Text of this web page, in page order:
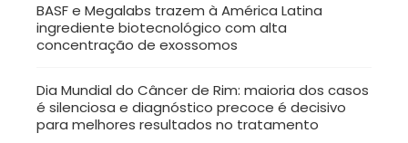
BASF e Megalabs trazem à América Latina
ingrediente biotecnológico com alta
concentração de exossomos
Dia Mundial do Câncer de Rim: maioria dos casos
é silenciosa e diagnóstico precoce é decisivo
para melhores resultados no tratamento